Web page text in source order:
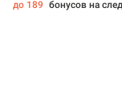
до 189 бонусов на